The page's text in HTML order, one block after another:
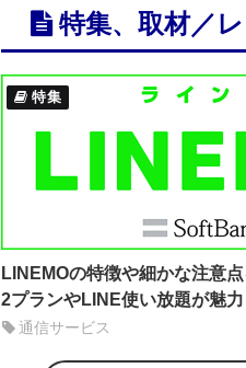
特集、取材／
特集
LINEMOの特徴や細かな注意
2プランやLINE使い放題が魅力
通信サービス